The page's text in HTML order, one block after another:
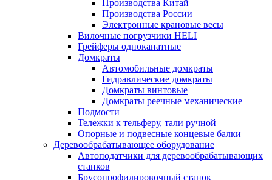
Производства Китай
Производства России
Электронные крановые весы
Вилочные погрузчики HELI
Грейферы одноканатные
Домкраты
Автомобильные домкраты
Гидравлические домкраты
Домкраты винтовые
Домкраты реечные механические
Подмости
Тележки к тельферу, тали ручной
Опорные и подвесные концевые балки
Деревообрабатывающее оборудование
Автоподатчики для деревообрабатывающих
станков
Брусопрофилировочный станок